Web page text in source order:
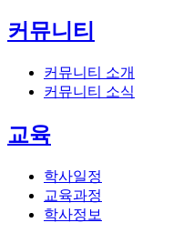
커뮤니티
커뮤니티 소개
커뮤니티 소식
교육
학사일정
교육과정
학사정보